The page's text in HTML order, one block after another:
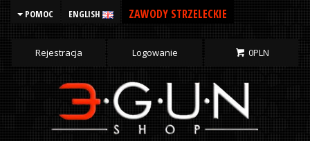
POMOC ENGLISH ZAWODY STRZELECKIE
Rejestracja Logowanie 0PLN